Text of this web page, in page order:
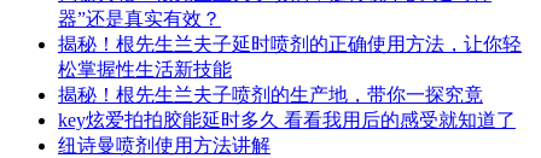
器”还是真实有效？
揭秘！根先生兰夫子延时喷剂的正确使用方法，让你轻
松掌握性生活新技能
揭秘！根先生兰夫子喷剂的生产地，带你一探究竟
key炫爱拍拍胶能延时多久 看看我用后的感受就知道了
纽诗曼喷剂使用方法讲解